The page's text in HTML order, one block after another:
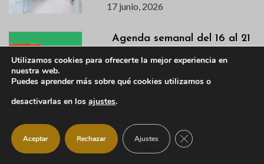
17 junio, 2026
Agenda semanal del 16 al 21
avance de la primera semana
de la VI Campaña de
Excavación en el Castillo
Utilizamos cookies para ofrecerte la mejor experiencia en
nuestra web.
Puedes aprender más sobre qué cookies utilizamos o
desactivarlas en los ajustes.
Aceptar Rechazar Ajustes CERRAR EL